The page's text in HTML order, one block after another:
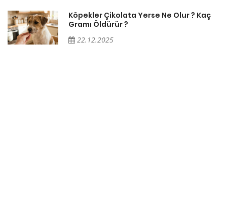
Köpekler Çikolata Yerse Ne Olur ? Kaç
Gramı Öldürür ?
22.12.2025